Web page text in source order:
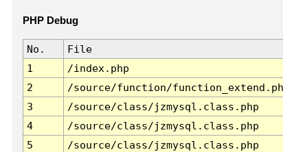
PHP Debug
No. File
1
/index.php
2
/source/function/
3
/source/class/jzmysql.class.php
4
/source/class/jzmysql.class.php
5
/source/class/jzmysql.class.php